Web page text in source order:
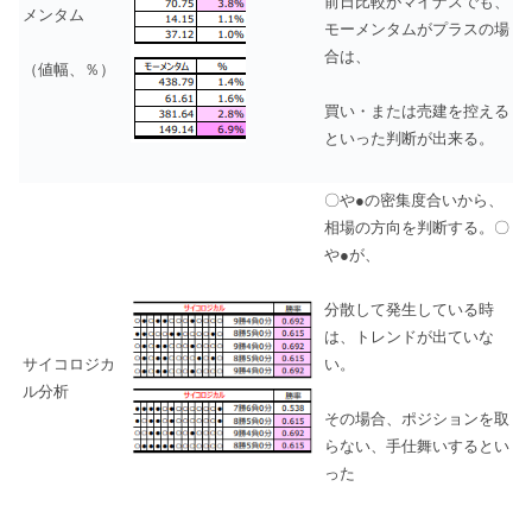
メンタム
（値幅、％）
モーメンタムがプラスの場
合は、
買い・または売建を控える
といった判断が出来る。
サイコロジカ
ル分析
〇や●の密集度合いから、
相場の方向を判断する。〇
や●が、
分散して発生している時
は、トレンドが出ていな
い。
その場合、ポジションを取
らない、手仕舞いするとい
った